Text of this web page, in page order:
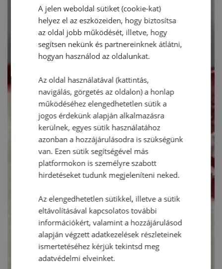
A jelen weboldal sütiket (cookie-kat)
helyez el az eszközeiden, hogy biztosítsa
az oldal jobb működését, illetve, hogy
segítsen nekünk és partnereinknek átlátni,
hogyan használod az oldalunkat.
Az oldal használatával (kattintás,
navigálás, görgetés az oldalon) a honlap
működéséhez elengedhetetlen sütik a
jogos érdekünk alapján alkalmazásra
kerülnek, egyes sütik használatához
azonban a hozzájárulásodra is szükségünk
van. Ezen sütik segítségével más
platformokon is személyre szabott
hirdetéseket tudunk megjeleníteni neked.
Az elengedhetetlen sütikkel, illetve a sütik
eltávolításával kapcsolatos további
információkért, valamint a hozzájárulásod
alapján végzett adatkezelések részleteinek
ismertetéséhez kérjük tekintsd meg
adatvédelmi elveinket.